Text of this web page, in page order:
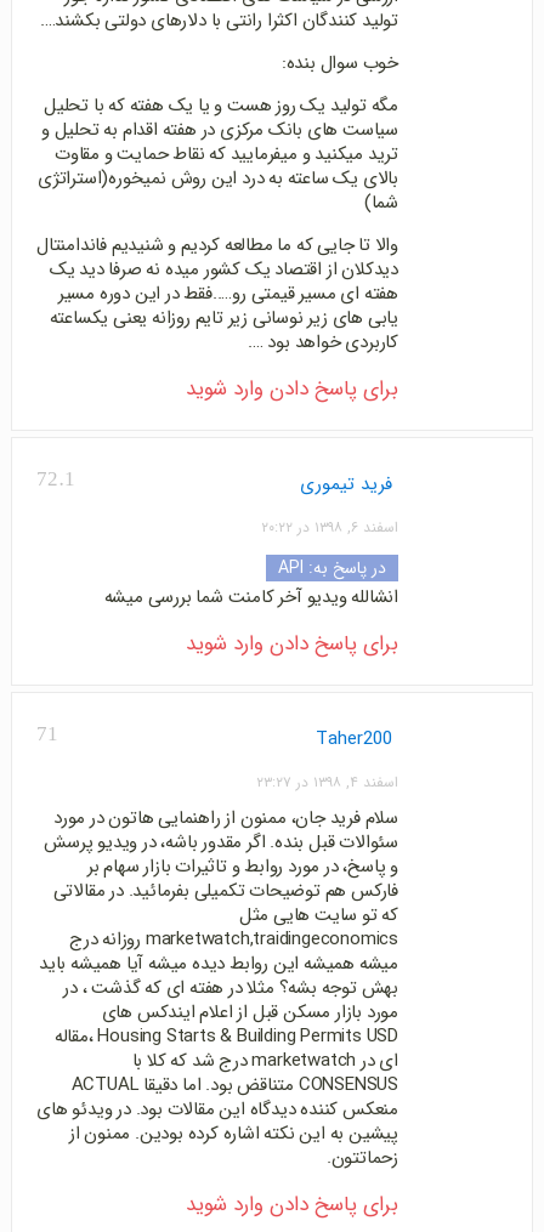
تولید کنندگان اکثرا رانتی با دلارهای دولتی بکشند….
خوب سوال بنده:
مگه تولید یک روز هست و یا یک هفته که با تحلیل
سیاست های بانک مرکزی در هفته اقدام به تحلیل و
ترید میکنید و میفرمایید که نقاط حمایت و مقاوت
بالای یک ساعته به درد این روش نمیخوره(استراتژی
شما)
والا تا جایی که ما مطالعه کردیم و شنیدیم فاندامنتال
دیدکلان از اقتصاد یک کشور میده نه صرفا دید یک
هفته ای مسیر قیمتی رو…..فقط در این دوره مسیر
یابی های زیر نوسانی زیر تایم روزانه یعنی یکساعته
کاربردی خواهد بود ….
برای پاسخ دادن وارد شوید
72.1 فرید تیموری
اسفند ۶, ۱۳۹۸ در ۲۰:۲۲
در پاسخ به: API
انشالله ویدیو آخر کامنت شما بررسی میشه
برای پاسخ دادن وارد شوید
71 Taher200
اسفند ۴, ۱۳۹۸ در ۲۳:۲۷
سلام فرید جان، ممنون از راهنمایی هاتون در مورد
سئوالات قبل بنده. اگر مقدور باشه، در ویدیو پرسش
و پاسخ، در مورد روابط و تاثیرات بازار سهام بر
فارکس هم توضیحات تکمیلی بفرمائید. در مقالاتی
که تو سایت هایی مثل
marketwatch,traidingeconomics روزانه درج
میشه همیشه این روابط دیده میشه آیا همیشه باید
بهش توجه بشه؟ مثلا در هفته ای که گذشت ، در
مورد بازار مسکن قبل از اعلام ایندکس های
Housing Starts & Building Permits USD ،مقاله
ای در marketwatch درج شد که کلا با
CONSENSUS متناقض بود. اما دقیقا ACTUAL
منعکس کننده دیدگاه این مقالات بود. در ویدئو های
پیشین به این نکته اشاره کرده بودین. ممنون از
زحماتتون.
برای پاسخ دادن وارد شوید